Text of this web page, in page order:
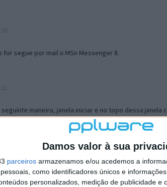
Damos valor à sua
parceiros armazenamos e/ou acedemos a
como identificadores únicos e
personalizados, medição de publicidade e
for segue por mail o MSn Messenger 8.
maneira, janela iniciar e no topo dessa janela
separador Menu ‘Iniciar’ clica no botão
escolheres o Browser com que queres navegar e
ao teu Firefox e nas ferramentas ou tools escolhes
e logo perto do fim encontras um local para
é o browser predefinido.